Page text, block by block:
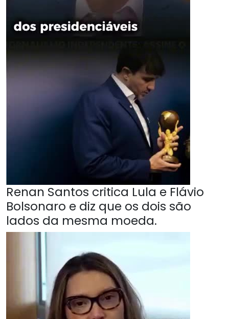
Renan Santos critica Lula e Flávio
Bolsonaro e diz que os dois são
lados da mesma moeda.